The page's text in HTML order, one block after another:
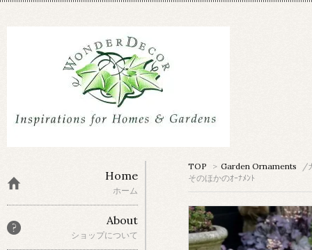
TOP > Garden Ornaments
/
そのほかのｵｰﾅﾒﾝﾄ
Home
ホーム
About
ショップについて